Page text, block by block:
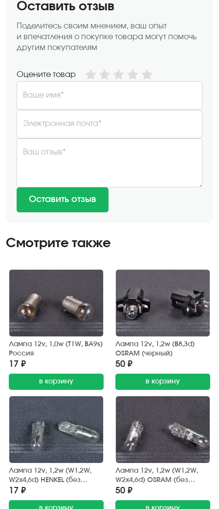
Оставить отзыв
Поделитесь своим мнением, ваш опыт
и впечатления о покупке товара могут помочь
другим покупателям
Оцените товар
Ваше имя*
Электронная почта*
Ваш отзыв*
Оставить отзыв
Смотрите также
Лампа 12v, 1,0w (T1W, BA9s)
Россия
17 ₽
в корзину
Лампа 12v, 1,2w (B8,3d)
OSRAM (черный)
50 ₽
в корзину
Лампа 12v, 1,2w (W1,2W,
W2x4,6d) HENKEL (без
цоколя)
17 ₽
Лампа 12v, 1,2w (W1,2W,
W2x4,6d) OSRAM (без
цоколя)
50 ₽